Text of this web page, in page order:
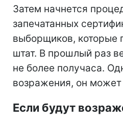
Затем начнется
запечатанных
выборщиков, которые
штат. В прошлый раз
не более получаса.
возражения, он может
Если будут